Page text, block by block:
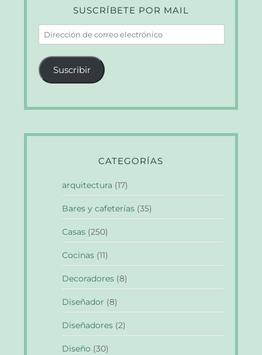
SUSCRÍBETE POR MAIL
Dirección
de
correo
electrónico
Suscribir
CATEGORÍAS
arquitectura (17)
Bares y cafeterías (35)
Casas (250)
Cocinas (11)
Decoradores (8)
Diseñador (8)
Diseñadores (2)
Diseño (30)